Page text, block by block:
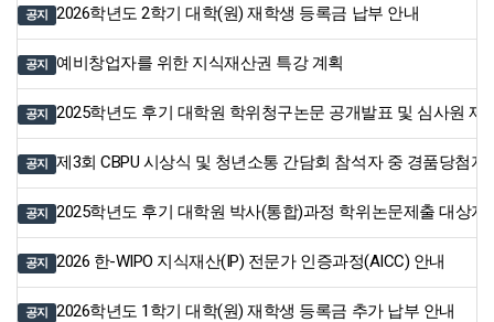
공지 2026학년도 2학기 대학(원) 재학생 등록금 납부 안내
공지 예비창업자를 위한 지식재산권 특강 계획
공지 2025학년도 후기 대학원 학위청구논문 공개발표 및 심사원 제
공지 제3회 CBPU 시상식 및 청년소통 간담회 참석자 중 경품당첨자
공지 2025학년도 후기 대학원 박사(통합)과정 학위논문제출 대상
공지 2026 한-WIPO 지식재산(IP) 전문가 인증과정(AICC) 안내
공지 2026학년도 1학기 대학(원) 재학생 등록금 추가 납부 안내